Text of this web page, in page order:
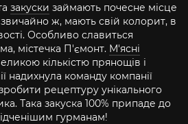
закуски займають почесне місце
звичайно ж, мають свій колорит, в
Особливо славиться
містечка П'ємонт. М'ясні
кількістю прянощів і
надихнула команду компанії
рецептуру унікального
Така закуска 100% припаде до
гурманам!